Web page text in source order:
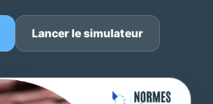
Lancer le simulateur